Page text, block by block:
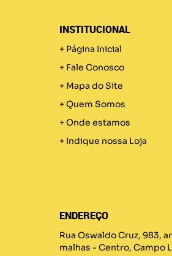
INSTITUCIONAL
Página Inicial
Fale Conosco
Mapa do Site
Quem Somos
Onde estamos
Indique nossa Loja
ENDEREÇO
Rua Oswaldo Cruz, 983,
malhas - Centro, Campo